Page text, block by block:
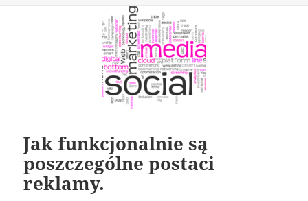
Jak funkcjonalnie są
poszczególne postaci
reklamy.